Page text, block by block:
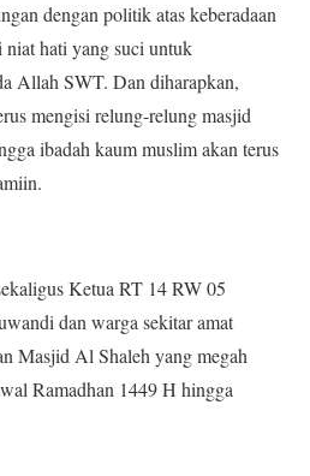
dengan politik atas keberadaan
hati yang suci untuk
Allah SWT. Dan diharapkan,
mengisi relung-relung masjid
ibadah kaum muslim akan terus
Ketua RT 14 RW 05
dan warga sekitar amat
Masjid Al Shaleh yang megah
Ramadhan 1449 H hingga